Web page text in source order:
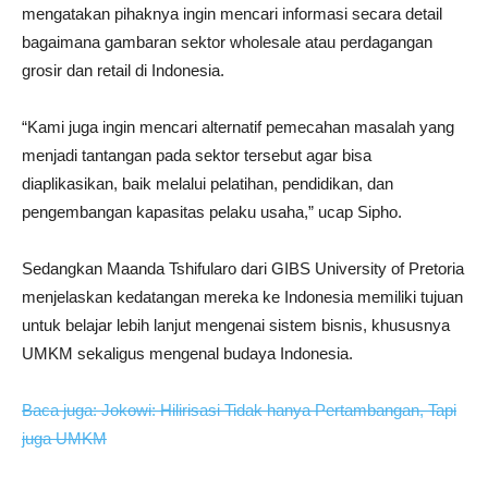
mengatakan pihaknya ingin mencari informasi secara detail
bagaimana gambaran sektor wholesale atau perdagangan
grosir dan retail di Indonesia.
“Kami juga ingin mencari alternatif pemecahan masalah yang
menjadi tantangan pada sektor tersebut agar bisa
diaplikasikan, baik melalui pelatihan, pendidikan, dan
pengembangan kapasitas pelaku usaha,” ucap Sipho.
Sedangkan Maanda Tshifularo dari GIBS University of Pretoria
menjelaskan kedatangan mereka ke Indonesia memiliki tujuan
untuk belajar lebih lanjut mengenai sistem bisnis, khususnya
UMKM sekaligus mengenal budaya Indonesia.
Baca juga: Jokowi: Hilirisasi Tidak hanya Pertambangan, Tapi
juga UMKM